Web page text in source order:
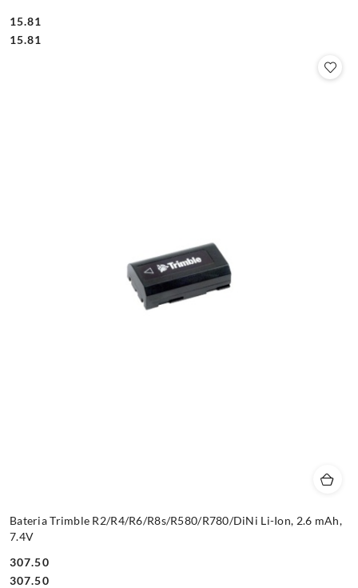
Cena:
15.81
Cena:
15.81
Bateria Trimble R2/R4/R6/R8s/R580/R780/DiNi Li-Ion, 2.6 mAh,
7.4V
Cena:
307.50
Cena:
307.50